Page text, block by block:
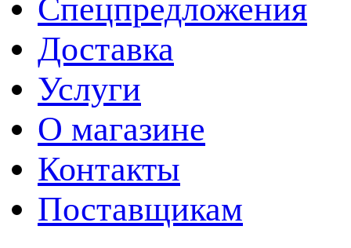
Спецпредложения
Доставка
Услуги
О магазине
Контакты
Поставщикам